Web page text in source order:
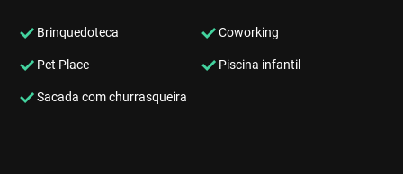
Brinquedoteca Coworking
Pet Place Piscina infantil
Sacada com churrasqueira